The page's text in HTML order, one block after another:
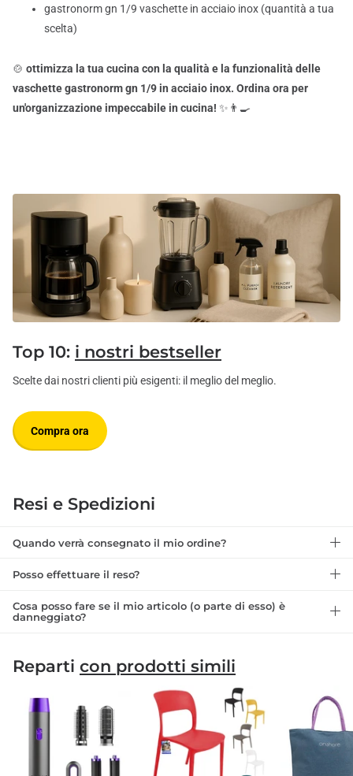
gastronorm gn 1/9 vaschette in acciaio inox (quantità a tua
scelta)
🍲 ottimizza la tua cucina con la qualità e la funzionalità delle
vaschette gastronorm gn 1/9 in acciaio inox. Ordina ora per
un'organizzazione impeccabile in cucina! ✨👨‍🍳
Top 10: i nostri bestseller
Scelte dai nostri clienti più esigenti: il meglio del meglio.
Compra ora
Resi e Spedizioni
Quando verrà consegnato il mio ordine?
Posso effettuare il reso?
Cosa posso fare se il mio articolo (o parte di esso) è
danneggiato?
Reparti con prodotti simili